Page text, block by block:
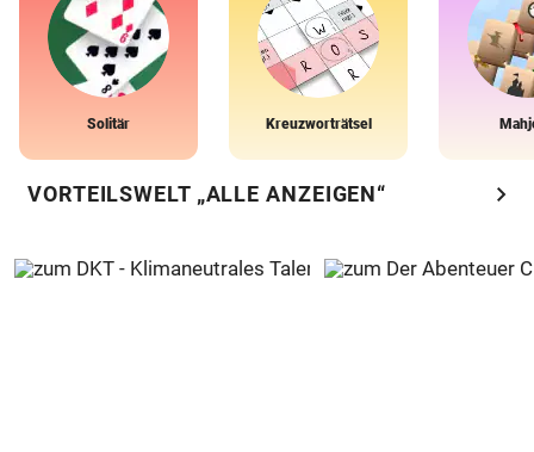
Solitär Kreuzworträtsel
VORTEILSWELT „ALLE ANZEIGEN“ chevron_right